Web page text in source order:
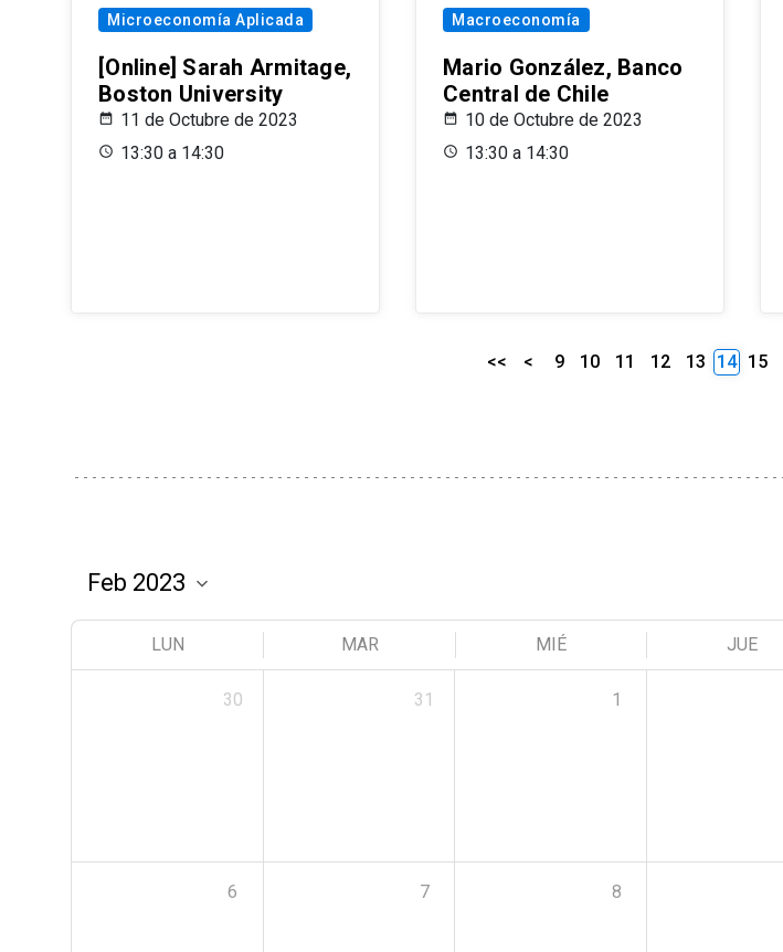
Microeconomía Aplicada
[Online] Sarah Armitage,
Boston University
11 de Octubre de 2023
13:30 a 14:30
Macroeconomía
Mario González, Banco
Central de Chile
10 de Octubre de 2023
13:30 a 14:30
<< < 9 10 11 12 13 14 15
LUN MAR MIÉ JUE
30 31 1
6 7 8